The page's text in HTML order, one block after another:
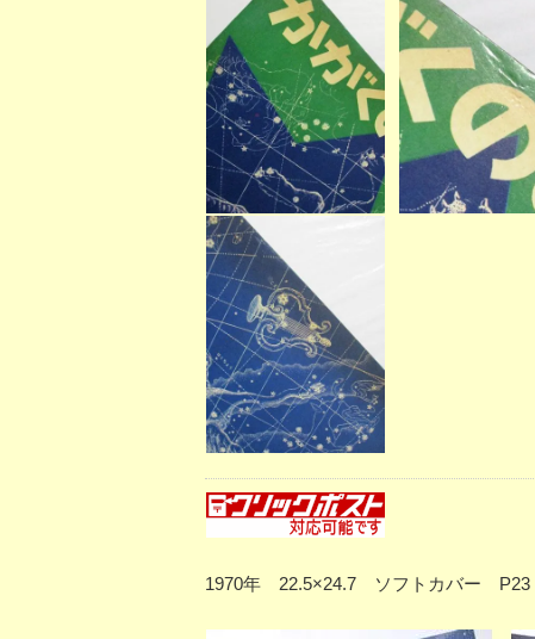
1970年 22.5×24.7 ソフトカバー P23